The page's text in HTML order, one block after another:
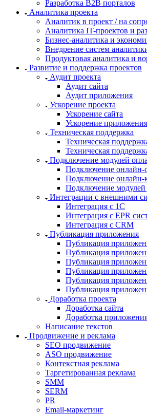
Разработка B2B порталов
Аналитика проекта
Аналитик в проект / на
Аналитика IT-проектов и
Бизнес-аналитика и
Внедрение систем
Продуктовая аналитика и
Развитие и поддержка проектов
Аудит проекта
Аудит сайта
Аудит приложения
Ускорение проекта
Ускорение сайта
Ускорение приложения
Техническая поддержка
Техническая
Техническая
Подключение модулей
Подключение онлайн-
Подключение онлайн-
Подключение модулей
Интеграции с внешними
Интеграция с 1С
Интеграция с EPR
Интеграция с CRM
Публикация приложения
Публикация
Публикация
Публикация
Публикация
Публикация
Публикация
Доработка проекта
Доработка сайта
Доработка
Написание текстов
Продвижение и реклама
SEO продвижение
ASO продвижение
Контекстная реклама
Таргетированная реклама
SMM
SERM
PR
Email-маркетинг